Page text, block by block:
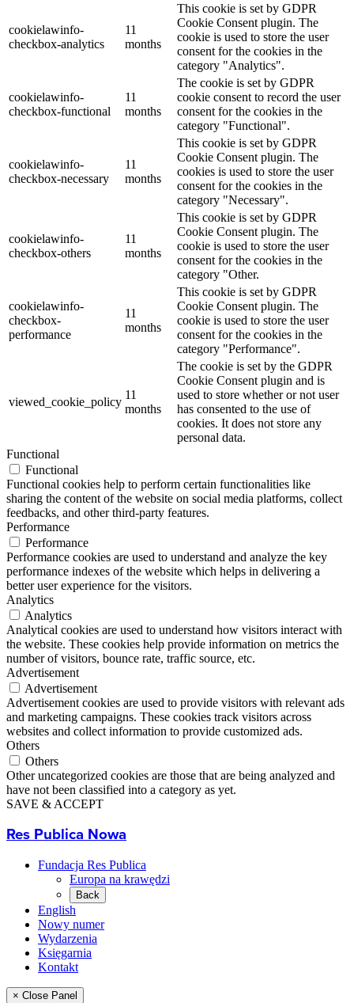
cookielawinfo-
checkbox-analytics
11
months
This cookie is set by GDPR
Cookie Consent plugin. The
cookie is used to store the user
consent for the cookies in the
category "Analytics".
cookielawinfo-
checkbox-functional
11
months
The cookie is set by GDPR
cookie consent to record the user
consent for the cookies in the
category "Functional".
cookielawinfo-
checkbox-necessary
11
months
This cookie is set by GDPR
Cookie Consent plugin. The
cookies is used to store the user
consent for the cookies in the
category "Necessary".
cookielawinfo-
checkbox-others
11
months
This cookie is set by GDPR
Cookie Consent plugin. The
cookie is used to store the user
consent for the cookies in the
category "Other.
cookielawinfo-
checkbox-
performance
11
months
This cookie is set by GDPR
Cookie Consent plugin. The
cookie is used to store the user
consent for the cookies in the
category "Performance".
viewed_cookie_policy
11
months
The cookie is set by the GDPR
Cookie Consent plugin and is
used to store whether or not user
has consented to the use of
cookies. It does not store any
personal data.
Functional
Functional
Functional cookies help to perform certain functionalities like
sharing the content of the website on social media platforms, collect
feedbacks, and other third-party features.
Performance
Performance
Performance cookies are used to understand and analyze the key
performance indexes of the website which helps in delivering a
better user experience for the visitors.
Analytics
Analytics
Analytical cookies are used to understand how visitors interact with
the website. These cookies help provide information on metrics the
number of visitors, bounce rate, traffic source, etc.
Advertisement
Advertisement
Advertisement cookies are used to provide visitors with relevant ads
and marketing campaigns. These cookies track visitors across
websites and collect information to provide customized ads.
Others
Others
Other uncategorized cookies are those that are being analyzed and
have not been classified into a category as yet.
SAVE & ACCEPT
Res Publica Nowa
Fundacja Res Publica
Europa na krawędzi
Back
English
Nowy numer
Wydarzenia
Księgarnia
Kontakt
× Close Panel